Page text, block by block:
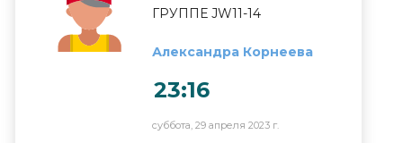
ГРУППЕ JW11-14
Александра Корнеева
23:16
суббота, 29 апреля 2023 г.